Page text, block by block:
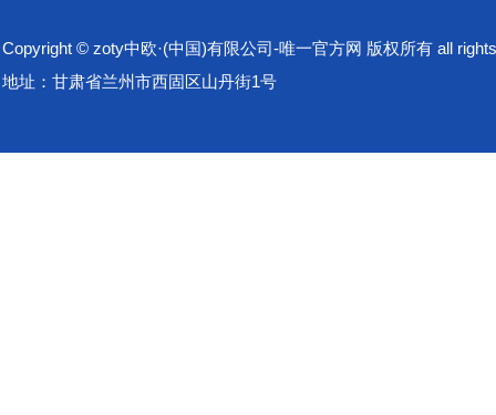
Copyright © zoty中欧·(中国)有限公司-唯一官方网 版权所有 all
地址：甘肃省兰州市西固区山丹街1号